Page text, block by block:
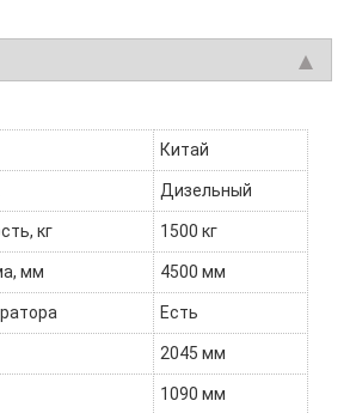
Китай
Дизельный
кг 1500 кг
мм 4500 мм
Есть
2045 мм
1090 мм